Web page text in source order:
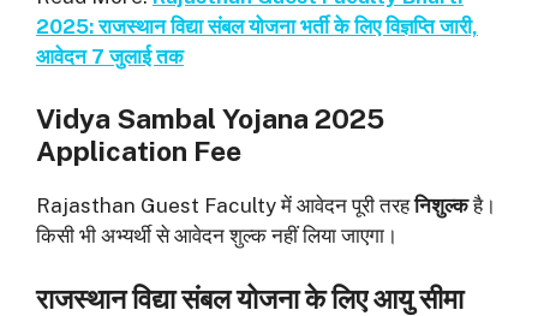
2025: राजस्थान विद्या संबल योजना भर्ती के लिए विज्ञप्ति जारी,
आवेदन 7 जुलाई तक
Vidya Sambal Yojana 2025
Application Fee
Rajasthan Guest Faculty में आवेदन पूरी तरहनिशुल्कहै।
किसी भी अभ्यर्थी से आवेदन शुल्क नहीं लिया जाएगा।
राजस्थान विद्या संबल योजना के लिए आयु सीमा